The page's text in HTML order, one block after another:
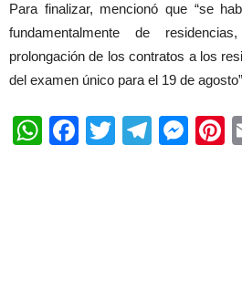
Para finalizar, mencionó que “se
fundamentalmente de
prolongación de los contratos a los
del examen único para el 19 de
WhatsApp
Facebook
Twitter